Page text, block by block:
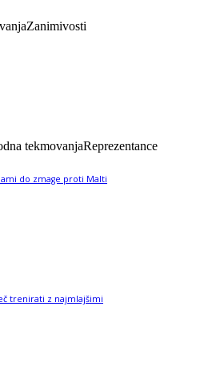
Zanimivosti
tekmovanjaReprezentance
do zmage proti Malti
trenirati z najmlajšimi